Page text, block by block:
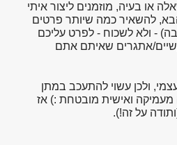
או בעיה, מוזמנים ליצור איתי
להשאיר כמה שיותר פרטים
- ולא לשכוח - לפרט עליכם
אתגרים שאיתם אתם
ולכן עשוי להתעכב במתן
ואישית מובטחת :) אז
על זה!).